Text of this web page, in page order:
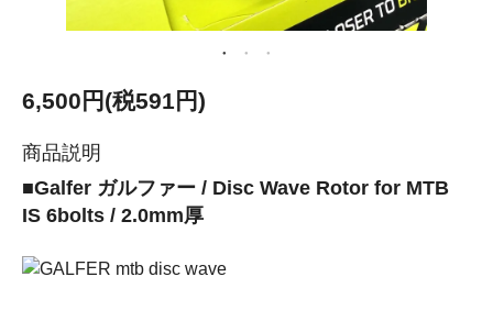
6,500円(税591円)
商品説明
■Galfer ガルファー / Disc Wave Rotor for MTB
IS 6bolts / 2.0mm厚